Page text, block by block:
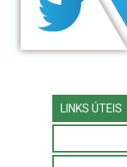
LINKS ÚTEIS